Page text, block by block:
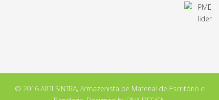
© 2016 ARTI SINTRA, Armazenista de Material de Escritório e